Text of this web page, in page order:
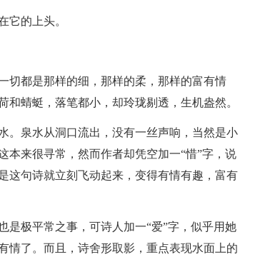
的上头。
都是那样的细，那样的柔，那样的富有情
蜻蜓，落笔都小，却玲珑剔透，生机盎然。
泉水从洞口流出，没有一丝声响，当然是小
本来很寻常，然而作者却凭空加一“惜”字，说
这句诗就立刻飞动起来，变得有情有趣，富有
极平常之事，可诗人加一“爱”字，似乎用她
情了。而且，诗舍形取影，重点表现水面上的